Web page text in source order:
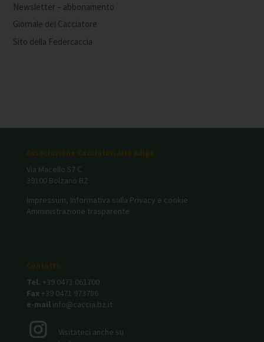
Newsletter – abbonamento
Giornale del Cacciatore
Sito della Federcaccia
Associazione Cacciatori Alto Adige
Via Macello 57 C
39100 Bolzano BZ
Impressum, Informativa sulla Privacy e cookie
Amministrazione trasparente
Contatto
Tel. +39 0471 061700
Fax +39 0471 973786
e-mail info@caccia.bz.it
Visitateci anche su